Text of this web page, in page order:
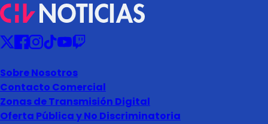
Sobre Nosotros
Contacto Comercial
Zonas de Transmisión Digital
Oferta Pública y No Discriminatoria